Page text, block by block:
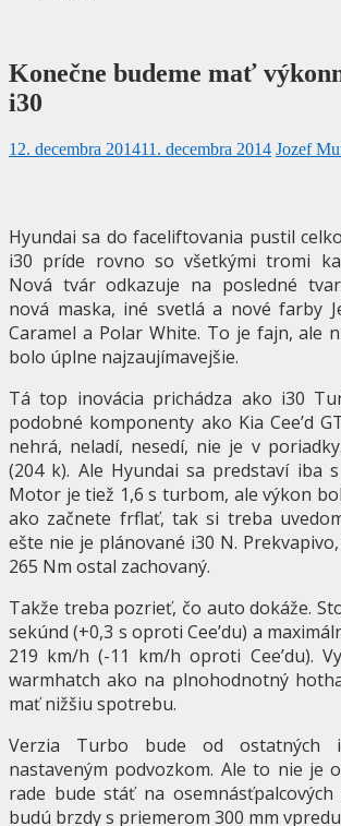
Konečne budeme mať
i30
12. decembra 201411. decembra 2014 Jozef
Hyundai sa do faceliftovania pustil
i30 príde rovno so všetkými tromi
Nová tvár odkazuje na posledné
nová maska, iné svetlá a nové farby
Caramel a Polar White. To je fajn, ale
bolo úplne najzaujímavejšie.
Tá top inovácia prichádza ako i30
podobné komponenty ako Kia Cee’d
nehrá, neladí, nesedí, nie je v
(204 k). Ale Hyundai sa predstaví iba
Motor je tiež 1,6 s turbom, ale výkon
ako začnete frflať, tak si treba
ešte nie je plánované i30 N.
265 Nm ostal zachovaný.
Takže treba pozrieť, čo auto dokáže.
sekúnd (+0,3 s oproti Cee’du) a
219 km/h (-11 km/h oproti Cee’du).
warmhatch ako na plnohodnotný
mať nižšiu spotrebu.
Verzia Turbo bude od ostatných
nastaveným podvozkom. Ale to nie je
rade bude stáť na
budú brzdy s priemerom 300 mm